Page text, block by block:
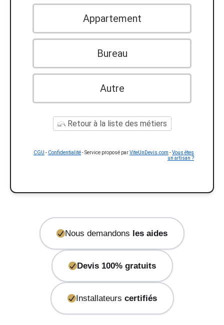
Appartement
Bureau
Autre
Retour à la liste des métiers
CGU - Confidentialité- Service proposé parViteUnDevis.com -Vous êtes
un artisan ?
Nous demandons les aides
Devis 100% gratuits
Installateurs certifiés